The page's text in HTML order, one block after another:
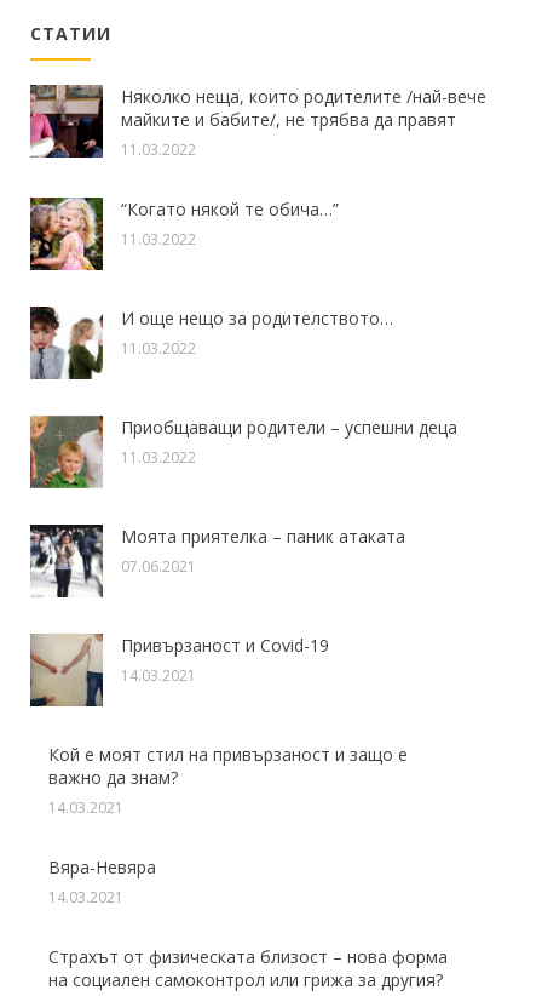
СТАТИИ
Няколко неща, които родителите /най-вече
майките и бабите/, не трябва да правят
11.03.2022
“Когато някой те обича…”
11.03.2022
И още нещо за родителството…
11.03.2022
Приобщаващи родители – успешни деца
11.03.2022
Моята приятелка – паник атаката
07.06.2021
Привързаност и Covid-19
14.03.2021
Кой е моят стил на привързаност и защо е
важно да знам?
14.03.2021
Вяра-Невяра
14.03.2021
Страхът от физическата близост – нова форма
на социален самоконтрол или грижа за другия?